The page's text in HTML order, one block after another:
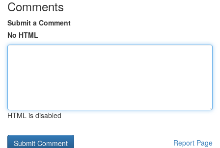
Comments
Submit a Comment
No HTML
HTML is disabled
Report Page